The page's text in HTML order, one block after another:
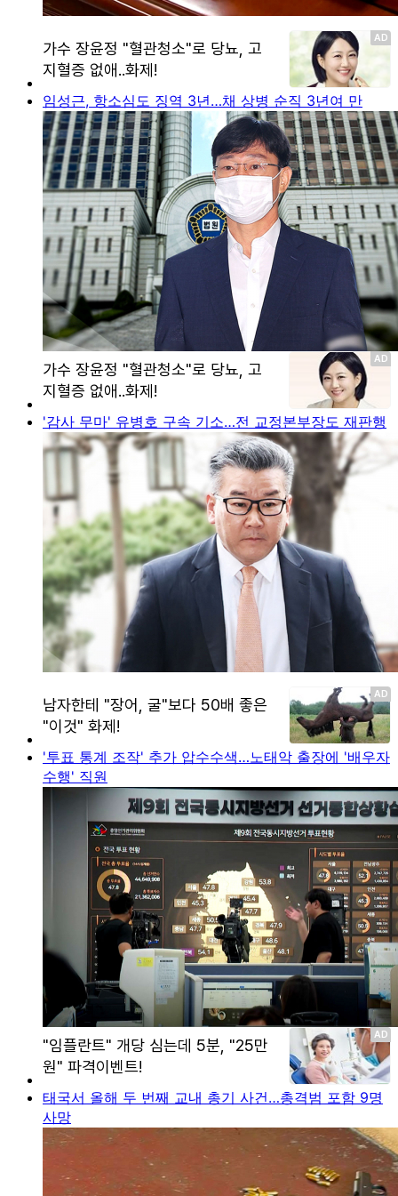
임성근, 항소심도 징역 3년…채 상병 순직 3년여 만
'감사 무마' 유병호 구속 기소…전 교정본부장도 재판행
'투표 통계 조작' 추가 압수수색…노태악 출장에 '배우자
수행' 직원
태국서 올해 두 번째 교내 총기 사건…총격범 포함 9명
사망